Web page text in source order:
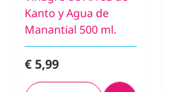
Kanto y Agua de
Manantial 500 ml.
€ 5,99